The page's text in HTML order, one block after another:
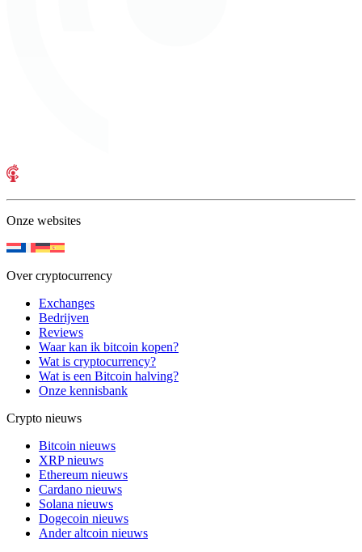
Onze websites
Over cryptocurrency
Exchanges
Bedrijven
Reviews
Waar kan ik bitcoin kopen?
Wat is cryptocurrency?
Wat is een Bitcoin halving?
Onze kennisbank
Crypto nieuws
Bitcoin nieuws
XRP nieuws
Ethereum nieuws
Cardano nieuws
Solana nieuws
Dogecoin nieuws
Ander altcoin nieuws